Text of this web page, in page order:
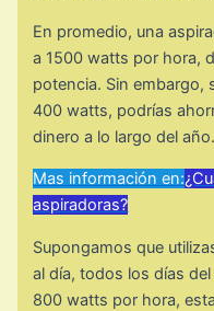
En promedio, una
a 1500 watts por hora,
potencia. Sin embargo,
400 watts, podrías
dinero a lo largo del año.
Mas información en:
aspiradoras?
Supongamos que
al día, todos los días
800 watts por hora,